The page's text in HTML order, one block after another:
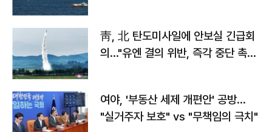
靑, 北 탄도미사일에 안보실 긴급회
의…"유엔 결의 위반, 즉각 중단 촉
여야, '부동산 세제 개편안' 공방…
"실거주자 보호" vs "무책임의 극치"